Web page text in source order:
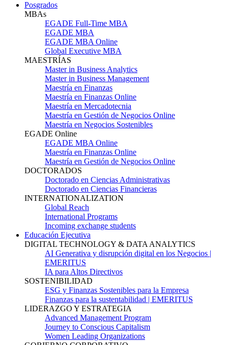
Posgrados
MBAs
EGADE Full-Time MBA
EGADE MBA
EGADE MBA Online
Global Executive MBA
MAESTRÍAS
Master in Business Analytics
Master in Business Management
Maestría en Finanzas
Maestría en Finanzas Online
Maestría en Mercadotecnia
Maestría en Gestión de Negocios Online
Maestría en Negocios Sostenibles
EGADE Online
EGADE MBA Online
Maestría en Finanzas Online
Maestría en Gestión de Negocios Online
DOCTORADOS
Doctorado en Ciencias Administrativas
Doctorado en Ciencias Financieras
INTERNATIONALIZATION
Global Reach
International Programs
Incoming exchange students
Educación Ejecutiva
DIGITAL TECHNOLOGY & DATA ANALYTICS
AI Generativa y disrupción digital en los Negocios |
EMERITUS
IA para Altos Directivos
SOSTENIBILIDAD
ESG y Finanzas Sostenibles para la Empresa
Finanzas para la sustentabilidad | EMERITUS
LIDERAZGO Y ESTRATEGIA
Advanced Management Program
Journey to Conscious Capitalism
Women Leading Organizations